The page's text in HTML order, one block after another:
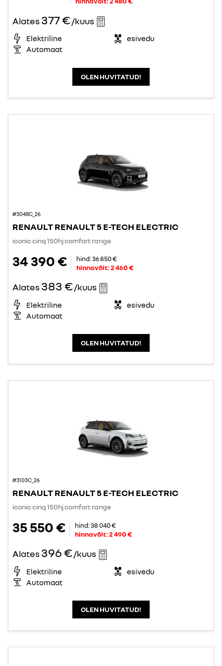
Alates377 €/kuus
Elektriline
esivedu
Automaat
OLEN HUVITATUD!
#3048C_26
RENAULT RENAULT 5 E-TECH ELECTRIC
iconic cinq 150hj comfort range
34 390 € hind:36 850 €
hinnavõit:2 460 €
Alates383 €/kuus
Elektriline
esivedu
Automaat
OLEN HUVITATUD!
#3103C_26
RENAULT RENAULT 5 E-TECH ELECTRIC
iconic cinq 150hj comfort range
35 550 € hind:38 040 €
hinnavõit:2 490 €
Alates396 €/kuus
Elektriline
esivedu
Automaat
OLEN HUVITATUD!